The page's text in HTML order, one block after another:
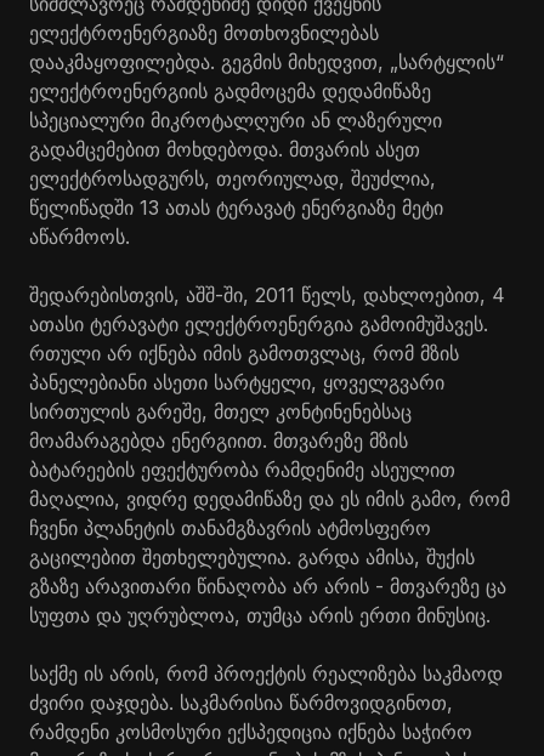
ელექტროენერგიაზე მოთხოვნილებას
დააკმაყოფილებდა. გეგმის მიხედვით, „სარტყლის“
ელექტროენერგიის გადმოცემა დედამიწაზე
სპეციალური მიკროტალღური ან ლაზერული
გადამცემებით მოხდებოდა. მთვარის ასეთ
ელექტროსადგურს, თეორიულად, შეუძლია,
წელიწადში 13 ათას ტერავატ ენერგიაზე მეტი
აწარმოოს.
შედარებისთვის, აშშ-ში, 2011 წელს, დახლოებით, 4
ათასი ტერავატი ელექტროენერგია გამოიმუშავეს.
რთული არ იქნება იმის გამოთვლაც, რომ მზის
პანელებიანი ასეთი სარტყელი, ყოველგვარი
სირთულის გარეშე, მთელ კონტინენებსაც
მოამარაგებდა ენერგიით. მთვარეზე მზის
ბატარეების ეფექტურობა რამდენიმე ასეულით
მაღალია, ვიდრე დედამიწაზე და ეს იმის გამო, რომ
ჩვენი პლანეტის თანამგზავრის ატმოსფერო
გაცილებით შეთხელებულია. გარდა ამისა, შუქის
გზაზე არავითარი წინაღობა არ არის - მთვარეზე ცა
სუფთა და უღრუბლოა, თუმცა არის ერთი მინუსიც.
საქმე ის არის, რომ პროექტის რეალიზება საკმაოდ
ძვირი დაჯდება. საკმარისია წარმოვიდგინოთ,
რამდენი კოსმოსური ექსპედიცია იქნება საჭირო